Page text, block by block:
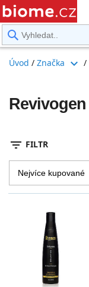
Úvod / Značka expand_more /
Revivogen
filter_list FILTR